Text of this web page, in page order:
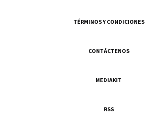
TÉRMINOS Y CONDICIONES
CONTÁCTENOS
MEDIAKIT
RSS